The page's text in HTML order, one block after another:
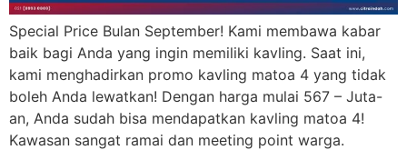
Special Price Bulan September! Kami membawa kabar
baik bagi Anda yang ingin memiliki kavling. Saat ini,
kami menghadirkan promo kavling matoa 4 yang tidak
boleh Anda lewatkan! Dengan harga mulai 567 – Juta-
an, Anda sudah bisa mendapatkan kavling matoa 4!
Kawasan sangat ramai dan meeting point warga.